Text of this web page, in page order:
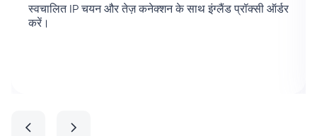
स्वचालित IP चयन और तेज़ कनेक्शन के साथ इंग्लैंड प्रॉक्सी ऑर्डर
करें।